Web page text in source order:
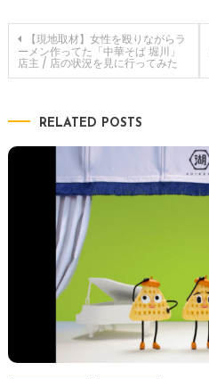
投
稿
ナ
ビ
ン
【現地取材】女性を殴りながらラ
ーメン作ってた「中華そば 堀川」
店主 / 店の状況を見に行ってみた
RELATED POSTS